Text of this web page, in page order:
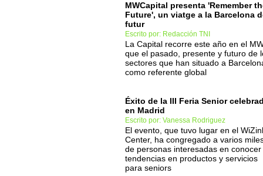
MWCapital presenta 'Remember
Future', un viatge a la Barcelona
futur
Escrito por: Redacción TNI
La Capital recorre este año en el
que el pasado, presente y futuro de
sectores que han situado a
como referente global
Éxito de la III Feria Senior
en Madrid
Escrito por: Vanessa Rodriguez
El evento, que tuvo lugar en el
Center, ha congregado a varios
de personas interesadas en conocer
tendencias en productos y servicios
para seniors